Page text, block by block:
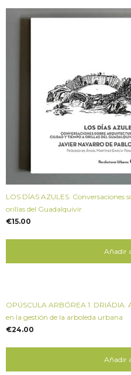
LOS DÍAS AZULES.
orillas del Guadalquivir
€15.00
Añadir
OPÚSCULA ARBÓREA 1.
en la gestión de la arboleda urbana
€24.00
Añadir